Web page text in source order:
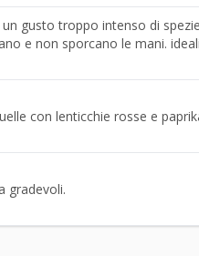
gusto troppo intenso di
e non sporcano le mani.
con lenticchie rosse e
gradevoli.